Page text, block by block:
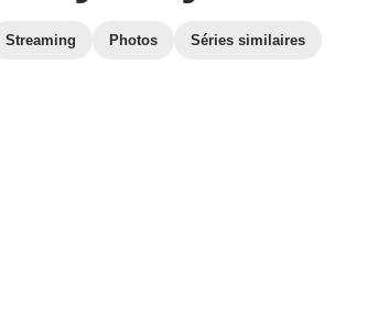
Streaming Photos Séries similaires